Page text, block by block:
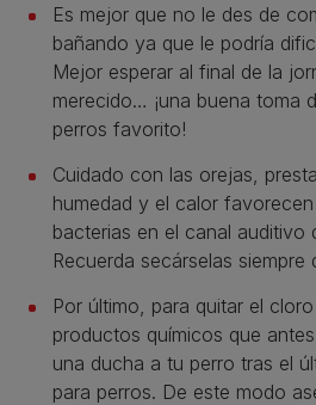
Es mejor que no le des de
bañando ya que le podría
Mejor esperar al final de la
merecido… ¡una buena toma
perros favorito!
Cuidado con las orejas,
humedad y el calor
bacterias en el canal auditivo
Recuerda secárselas siempre
Por último, para quitar el
productos químicos que
una ducha a tu perro tras el
para perros. De este modo